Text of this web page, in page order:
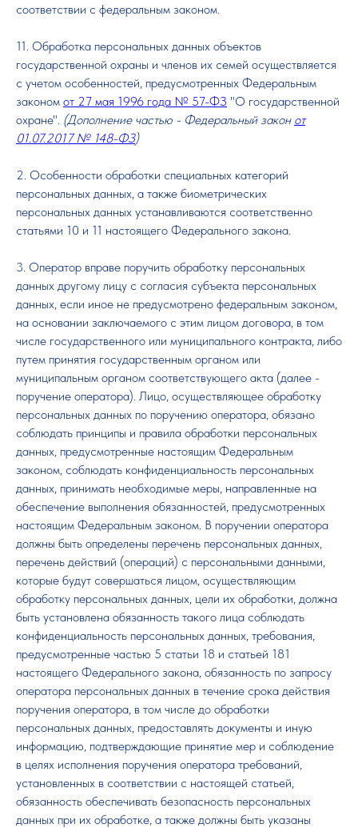
соответствии с федеральным законом.
11. Обработка персональных данных объектов
государственной охраны и членов их семей осуществляется
с учетом особенностей, предусмотренных Федеральным
законом от 27 мая 1996 года № 57-ФЗ "О государственной
охране". (Дополнение частью - Федеральный закон от
01.07.2017 № 148-ФЗ)
2. Особенности обработки специальных категорий
персональных данных, а также биометрических
персональных данных устанавливаются соответственно
статьями 10 и 11 настоящего Федерального закона.
3. Оператор вправе поручить обработку персональных
данных другому лицу с согласия субъекта персональных
данных, если иное не предусмотрено федеральным законом,
на основании заключаемого с этим лицом договора, в том
числе государственного или муниципального контракта, либо
путем принятия государственным органом или
муниципальным органом соответствующего акта (далее -
поручение оператора). Лицо, осуществляющее обработку
персональных данных по поручению оператора, обязано
соблюдать принципы и правила обработки персональных
данных, предусмотренные настоящим Федеральным
законом, соблюдать конфиденциальность персональных
данных, принимать необходимые меры, направленные на
обеспечение выполнения обязанностей, предусмотренных
настоящим Федеральным законом. В поручении оператора
должны быть определены перечень персональных данных,
перечень действий (операций) с персональными данными,
которые будут совершаться лицом, осуществляющим
обработку персональных данных, цели их обработки, должна
быть установлена обязанность такого лица соблюдать
конфиденциальность персональных данных, требования,
предусмотренные частью 5 статьи 18 и статьей 181
настоящего Федерального закона, обязанность по запросу
оператора персональных данных в течение срока действия
поручения оператора, в том числе до обработки
персональных данных, предоставлять документы и иную
информацию, подтверждающие принятие мер и соблюдение
в целях исполнения поручения оператора требований,
установленных в соответствии с настоящей статьей,
обязанность обеспечивать безопасность персональных
данных при их обработке, а также должны быть указаны